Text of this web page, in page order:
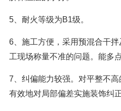
5、耐火等级为B1级。
6、施工方便，采用预混合干
工现场称量不准的问题。能多
7、纠偏能力较强。对平整不
有效地对局部偏差实施装饰纠正